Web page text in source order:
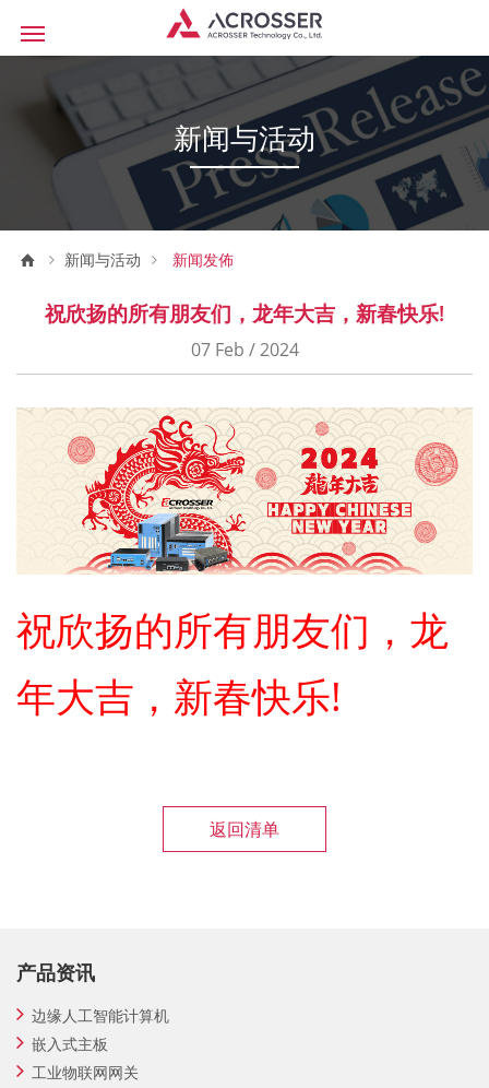
新闻与活动
新闻与活动 新闻发佈
祝欣扬的所有朋友们，龙年大吉，新春快乐!
07 Feb / 2024
祝欣扬的所有朋友们，龙
年大吉，新春快乐!
返回清单
产品资讯
边缘人工智能计算机
嵌入式主板
工业物联网网关